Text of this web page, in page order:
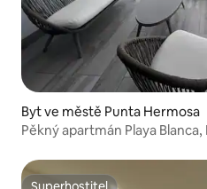
Byt ve městě Punta Hermosa
Pěkný apartmán Playa